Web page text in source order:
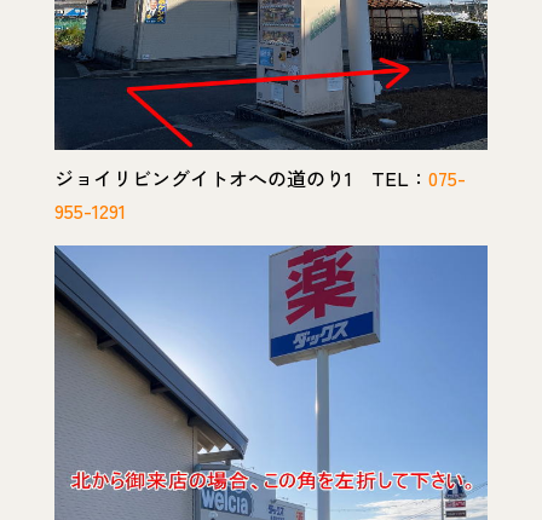
ジョイリビングイトオへの道のり1 TEL： 075-
955-1291